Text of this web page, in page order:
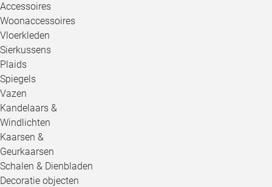
Accessoires
Woonaccessoires
Vloerkleden
Sierkussens
Plaids
Spiegels
Vazen
Kandelaars &
Windlichten
Kaarsen &
Geurkaarsen
Schalen & Dienbladen
Decoratie objecten